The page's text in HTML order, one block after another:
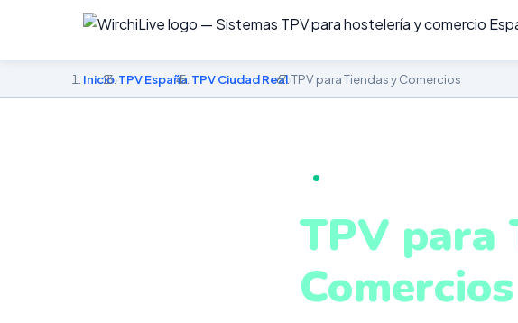
Inicio›TPV España›TPV Ciudad Real›TPV para Tiendas y Comercios
TPV para
Comercios